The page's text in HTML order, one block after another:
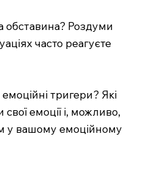
обставина? Роздуми
часто реагуєте
тригери? Які
емоції і, можливо,
у вашому емоційному